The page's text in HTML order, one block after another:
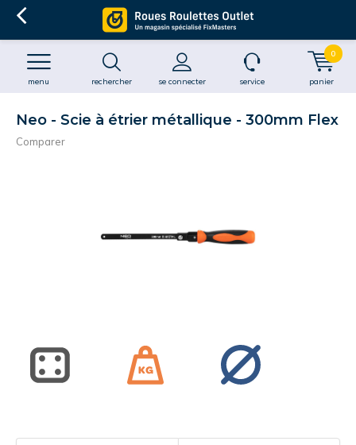
rechercher se connecter
menu service panier
0
Neo - Scie à étrier métallique - 300mm Flex
Comparer